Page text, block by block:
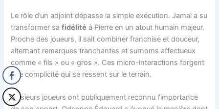
Le rôle d’un adjoint dépasse la simple exécution. Jamal a su
transformer safidélité à Pierre en un atout humain majeur.
Proche des joueurs, il sait combiner franchise et douceur,
alternant remarques tranchantes et surnoms affectueux
comme « fils » ou « gros ». Ces micro-interactions forgent
une complicité qui se ressent sur le terrain.
Plusieurs joueurs ont publiquement reconnu l’importance